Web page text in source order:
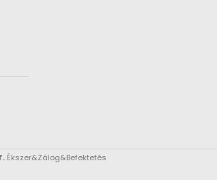
Ékszer&Zálog&Befektetés